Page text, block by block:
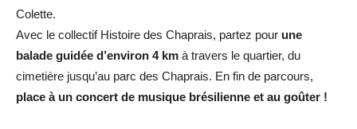
Colette.
Avec le collectif Histoire des Chaprais, partez pour une
balade guidée d’environ 4 km à travers le quartier, du
cimetière jusqu’au parc des Chaprais. En fin de parcours,
place à un concert de musique brésilienne et au goûter !